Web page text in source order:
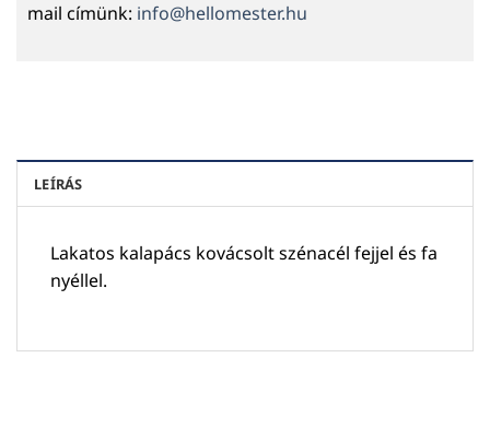
mail címünk: info@hellomester.hu
LEÍRÁS
Lakatos kalapács kovácsolt szénacél fejjel és fa
nyéllel.